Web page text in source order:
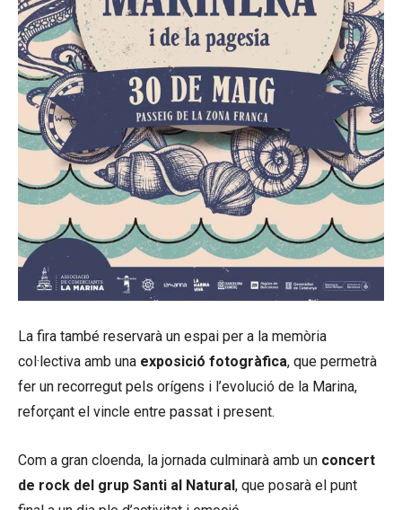
La fira també reservarà un espai per a la memòria
col·lectiva amb una exposició fotogràfica, que permetrà
fer un recorregut pels orígens i l’evolució de la Marina,
reforçant el vincle entre passat i present.
Com a gran cloenda, la jornada culminarà amb un concert
de rock del grup Santi al Natural, que posarà el punt